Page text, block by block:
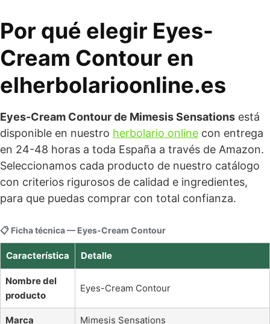
Por qué elegir Eyes-
Cream Contour en
elherbolarioonline.es
Eyes-Cream Contour de Mimesis Sensations está
disponible en nuestro herbolario online con entrega
en 24-48 horas a toda España a través de Amazon.
Seleccionamos cada producto de nuestro catálogo
con criterios rigurosos de calidad e ingredientes,
para que puedas comprar con total confianza.
📋 Ficha técnica — Eyes-Cream Contour
Característica Detalle
Nombre del
producto
Eyes-Cream Contour
Marca Mimesis Sensations